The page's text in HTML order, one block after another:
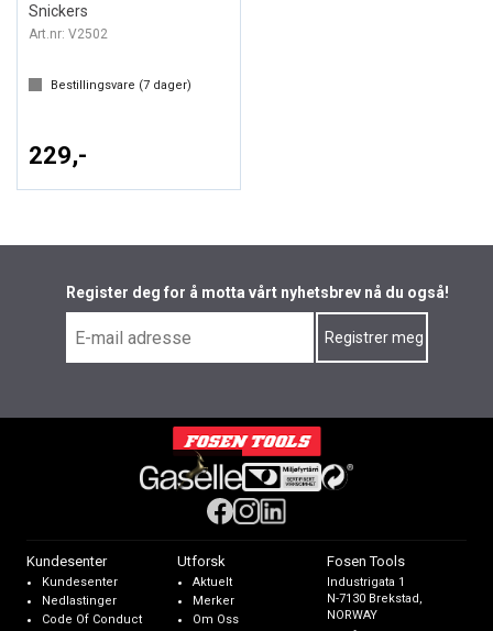
Snickers
Art.nr: V2502
Bestillingsvare (7 dager)
229,-
Register deg for å motta vårt nyhetsbrev nå du også!
Kundesenter
Kundesenter
Nedlastinger
Code Of Conduct
Utforsk
Aktuelt
Merker
Om Oss
Fosen Tools
Industrigata 1
N-7130 Brekstad,
NORWAY